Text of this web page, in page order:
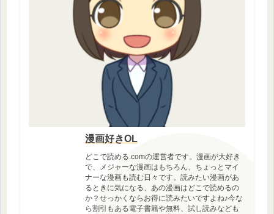
漫画好きOL
どこで読める.comの運営者です。漫画が大好き
で、メジャーな漫画はもちろん、ちょっとマイ
ナーな漫画も読む日々です。読みたい漫画があ
るときに気になる、あの漫画はどこで読めるの
か？せっかくならお得に読みたいですよね♪今な
ら割引もある電子書籍や無料、試し読みなども